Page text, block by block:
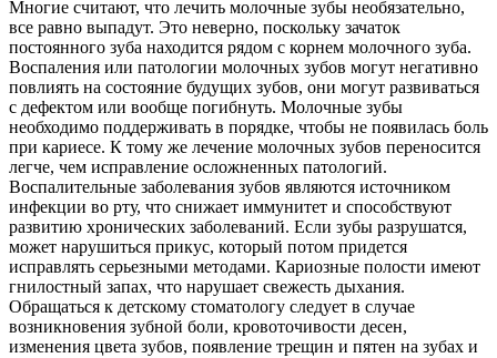
Многие считают, что лечить молочные зубы необязательно,
все равно выпадут. Это неверно, поскольку зачаток
постоянного зуба находится рядом с корнем молочного зуба.
Воспаления или патологии молочных зубов могут негативно
повлиять на состояние будущих зубов, они могут развиваться
с дефектом или вообще погибнуть. Молочные зубы
необходимо поддерживать в порядке, чтобы не появилась боль
при кариесе. К тому же лечение молочных зубов переносится
легче, чем исправление осложненных патологий.
Воспалительные заболевания зубов являются источником
инфекции во рту, что снижает иммунитет и способствуют
развитию хронических заболеваний. Если зубы разрушатся,
может нарушиться прикус, который потом придется
исправлять серьезными методами. Кариозные полости имеют
гнилостный запах, что нарушает свежесть дыхания.
Обращаться к детскому стоматологу следует в случае
возникновения зубной боли, кровоточивости десен,
изменения цвета зубов, появление трещин и пятен на зубах и